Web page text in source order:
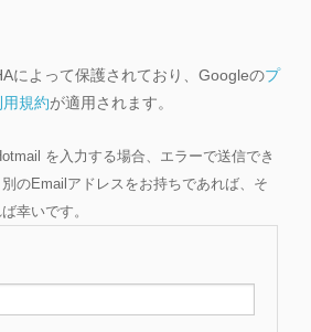
によって保護されており、Googleのプ
用規約が適用されます。
を入力する場合、エラーで送信でき
のEmailアドレスをお持ちであれば、そ
幸いです。